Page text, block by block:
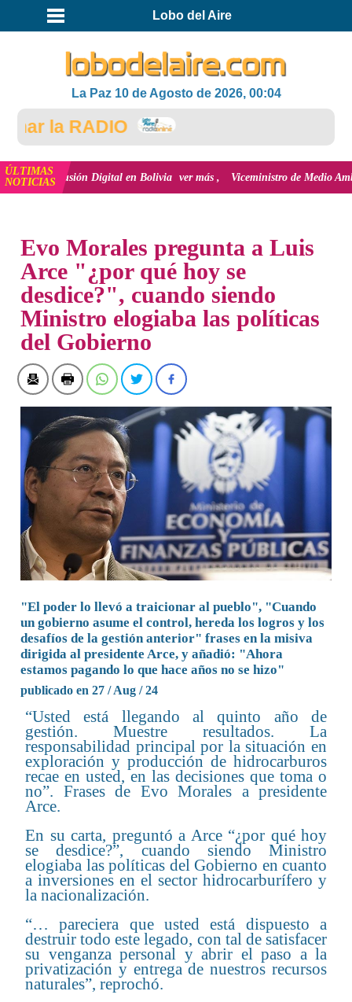
Lobo del Aire
La Paz 10 de Agosto de 2026, 00:04
la RADIO
ÚLTIMAS
NOTICIASDigital en Bolivia ver más Viceministro de Medio Ambiente,
Evo Morales pregunta a Luis
Arce "¿por qué hoy se
desdice?", cuando siendo
Ministro elogiaba las políticas
del Gobierno
"El poder lo llevó a traicionar al pueblo", "Cuando
un gobierno asume el control, hereda los logros y los
desafíos de la gestión anterior" frases en la misiva
dirigida al presidente Arce, y añadió: "Ahora
estamos pagando lo que hace años no se hizo"
publicado en 27 / Aug / 24
“Usted está llegando al quinto año de
gestión. Muestre resultados. La
responsabilidad principal por la situación en
exploración y producción de hidrocarburos
recae en usted, en las decisiones que toma o
no”. Frases de Evo Morales a presidente
Arce.
En su carta, preguntó a Arce “¿por qué hoy
se desdice?”, cuando siendo Ministro
elogiaba las políticas del Gobierno en cuanto
a inversiones en el sector hidrocarburífero y
la nacionalización.
“… pareciera que usted está dispuesto a
destruir todo este legado, con tal de satisfacer
su venganza personal y abrir el paso a la
privatización y entrega de nuestros recursos
naturales”, reprochó.